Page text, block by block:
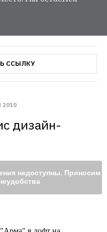
ССЫЛКУ
дизайн-
недоступны. Приносим